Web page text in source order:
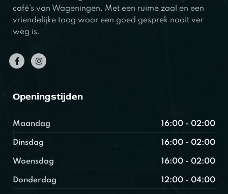
café’s van Wageningen. Met een ruime zaal en een
vriendelijke toog waar een goed gesprek nooit ver
weg is.
Openingstijden
Maandag 16:00 - 02:00
Dinsdag 16:00 - 02:00
Woensdag 16:00 - 02:00
Donderdag 12:00 - 04:00